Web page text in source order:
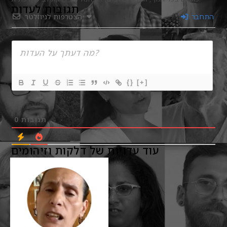
תגובות לעדות
הצטרפות לניוזלטר התחבר
{} [+]
0 תגובות
עוד עדויות של דלקות וזיהומים